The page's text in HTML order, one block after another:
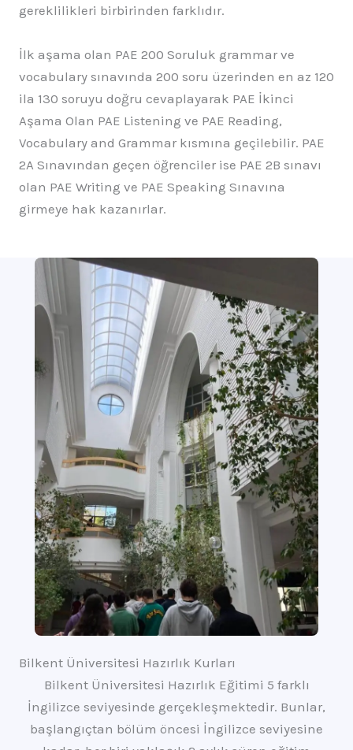
gereklilikleri birbirinden farklıdır.
İlk aşama olan PAE 200 Soruluk grammar ve
vocabulary sınavında 200 soru üzerinden en az 120
ila 130 soruyu doğru cevaplayarak PAE İkinci
Aşama Olan PAE Listening ve PAE Reading,
Vocabulary and Grammar kısmına geçilebilir. PAE
2A Sınavından geçen öğrenciler ise PAE 2B sınavı
olan PAE Writing ve PAE Speaking Sınavına
girmeye hak kazanırlar.
Bilkent Üniversitesi Hazırlık Kurları
Bilkent Üniversitesi Hazırlık Eğitimi 5 farklı
İngilizce seviyesinde gerçekleşmektedir. Bunlar,
başlangıçtan bölüm öncesi İngilizce seviyesine